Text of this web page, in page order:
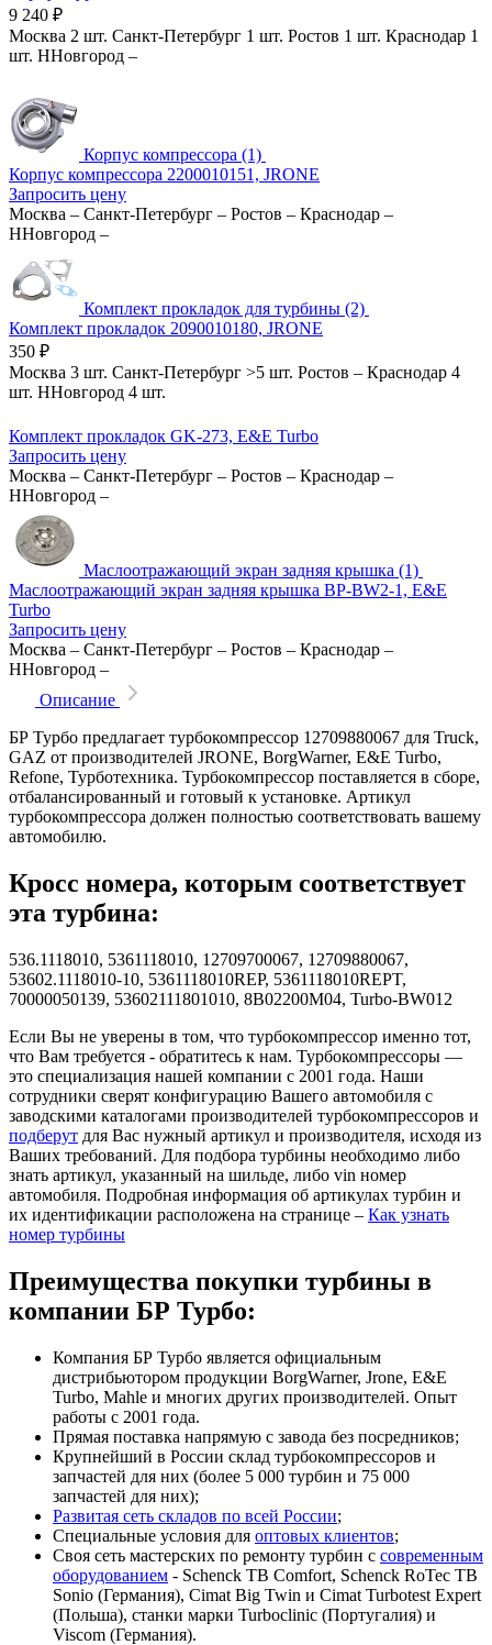
9 240 ₽
Москва 2 шт. Санкт-Петербург 1 шт. Ростов 1 шт. Краснодар 1
шт. ННовгород –
Корпус компрессора (1)
Корпус компрессора 2200010151, JRONE
Запросить цену
Москва – Санкт-Петербург – Ростов – Краснодар –
ННовгород –
Комплект прокладок для турбины (2)
Комплект прокладок 2090010180, JRONE
350 ₽
Москва 3 шт. Санкт-Петербург >5 шт. Ростов – Краснодар 4
шт. ННовгород 4 шт.
Комплект прокладок GK-273, E&E Turbo
Запросить цену
Москва – Санкт-Петербург – Ростов – Краснодар –
ННовгород –
Маслоотражающий экран задняя крышка (1)
Маслоотражающий экран задняя крышка BP-BW2-1, E&E
Turbo
Запросить цену
Москва – Санкт-Петербург – Ростов – Краснодар –
ННовгород –
Описание
БР Турбо предлагает турбокомпрессор 12709880067 для Truck,
GAZ от производителей JRONE, BorgWarner, E&E Turbo,
Refone, Турботехника. Турбокомпрессор поставляется в сборе,
отбалансированный и готовый к установке. Артикул
турбокомпрессора должен полностью соответствовать вашему
автомобилю.
Кросс номера, которым соответствует
эта турбина:
536.1118010, 5361118010, 12709700067, 12709880067,
53602.1118010-10, 5361118010REP, 5361118010REPT,
70000050139, 53602111801010, 8B02200M04, Turbo-BW012
Если Вы не уверены в том, что турбокомпрессор именно тот,
что Вам требуется - обратитесь к нам. Турбокомпрессоры —
это специализация нашей компании с 2001 года. Наши
сотрудники сверят конфигурацию Вашего автомобиля с
заводскими каталогами производителей турбокомпрессоров и
подберут для Вас нужный артикул и производителя, исходя из
Ваших требований. Для подбора турбины необходимо либо
знать артикул, указанный на шильде, либо vin номер
автомобиля. Подробная информация об артикулах турбин и
их идентификации расположена на странице – Как узнать
номер турбины
Преимущества покупки турбины в
компании БР Турбо:
Компания БР Турбо является официальным
дистрибьютором продукции BorgWarner, Jrone, E&E
Turbo, Mahle и многих других производителей. Опыт
работы с 2001 года.
Прямая поставка напрямую с завода без посредников;
Крупнейший в России склад турбокомпрессоров и
запчастей для них (более 5 000 турбин и 75 000
запчастей для них);
Развитая сеть складов по всей России;
Специальные условия для оптовых клиентов;
Своя сеть мастерских по ремонту турбин с современным
оборудованием - Schenck TB Comfort, Schenck RoTec TB
Sonio (Германия), Cimat Big Twin и Cimat Turbotest Expert
(Польша), станки марки Turboclinic (Португалия) и
Viscom (Германия).